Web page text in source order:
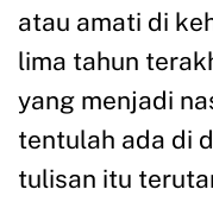
atau amati di
lima tahun
yang menjadi
tentulah ada di
tulisan itu